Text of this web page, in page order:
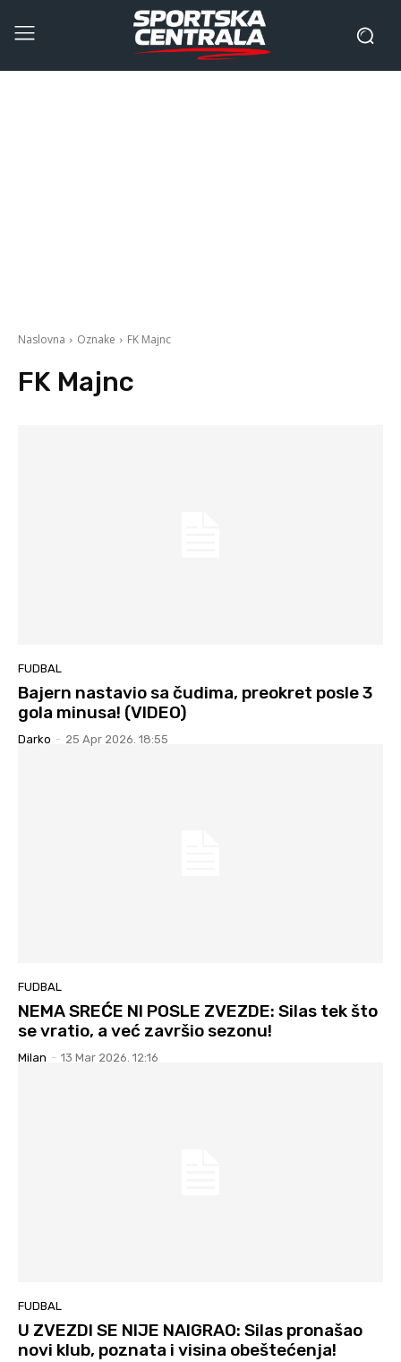
Naslovna Oznake FK Majnc
FK Majnc
FUDBAL
Bajern nastavio sa čudima, preokret posle 3
gola minusa! (VIDEO)
Darko - 25 Apr 2026. 18:55
FUDBAL
NEMA SREĆE NI POSLE ZVEZDE: Silas tek što
se vratio, a već završio sezonu!
Milan - 13 Mar 2026. 12:16
FUDBAL
U ZVEZDI SE NIJE NAIGRAO: Silas pronašao
novi klub, poznata i visina obeštećenja!